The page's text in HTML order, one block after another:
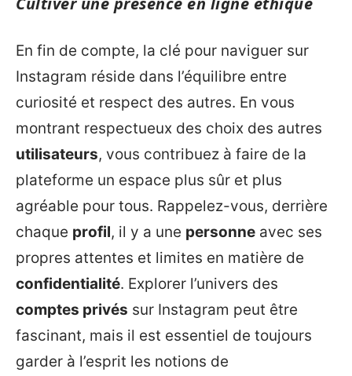
En fin de compte, la clé pour naviguer sur
Instagram réside dans l’équilibre entre
curiosité et respect des autres. En vous
montrant respectueux des choix des autres
utilisateurs, vous contribuez à faire de la
plateforme un espace plus sûr et plus
agréable pour tous. Rappelez-vous, derrière
chaque profil, il y a une personne avec ses
propres attentes et limites en matière de
confidentialité. Explorer l’univers des
comptes privés sur Instagram peut être
fascinant, mais il est essentiel de toujours
garder à l’esprit les notions de